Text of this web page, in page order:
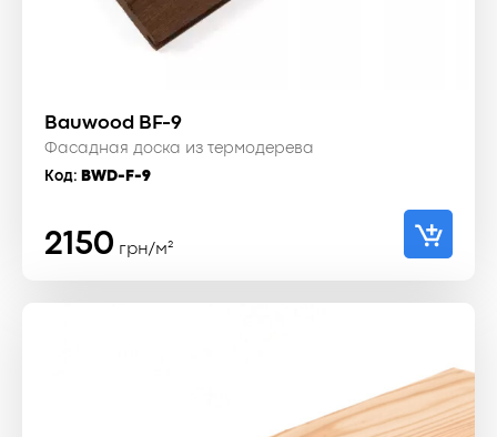
Bauwood BF-9
Фасадная доска из термодерева
Код: BWD-F-9
2150 грн/м²